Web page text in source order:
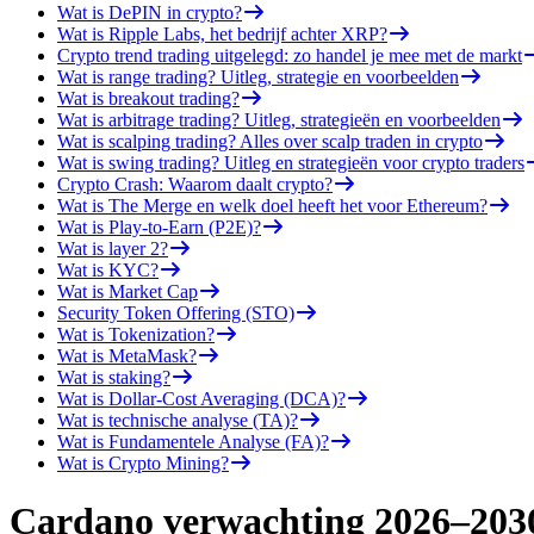
Wat is DePIN in crypto?
Wat is Ripple Labs, het bedrijf achter XRP?
Crypto trend trading uitgelegd: zo handel je mee met de markt
Wat is range trading? Uitleg, strategie en voorbeelden
Wat is breakout trading?
Wat is arbitrage trading? Uitleg, strategieën en voorbeelden
Wat is scalping trading? Alles over scalp traden in crypto
Wat is swing trading? Uitleg en strategieën voor crypto traders
Crypto Crash: Waarom daalt crypto?
Wat is The Merge en welk doel heeft het voor Ethereum?
Wat is Play-to-Earn (P2E)?
Wat is layer 2?
Wat is KYC?
Wat is Market Cap
Security Token Offering (STO)
Wat is Tokenization?
Wat is MetaMask?
Wat is staking?
Wat is Dollar-Cost Averaging (DCA)?
Wat is technische analyse (TA)?
Wat is Fundamentele Analyse (FA)?
Wat is Crypto Mining?
Cardano verwachting